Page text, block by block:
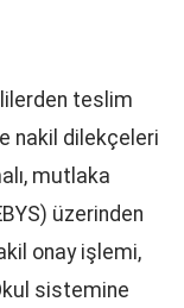
teslim
nakil dilekçeleri
mutlaka
üzerinden
onay işlemi,
sistemine